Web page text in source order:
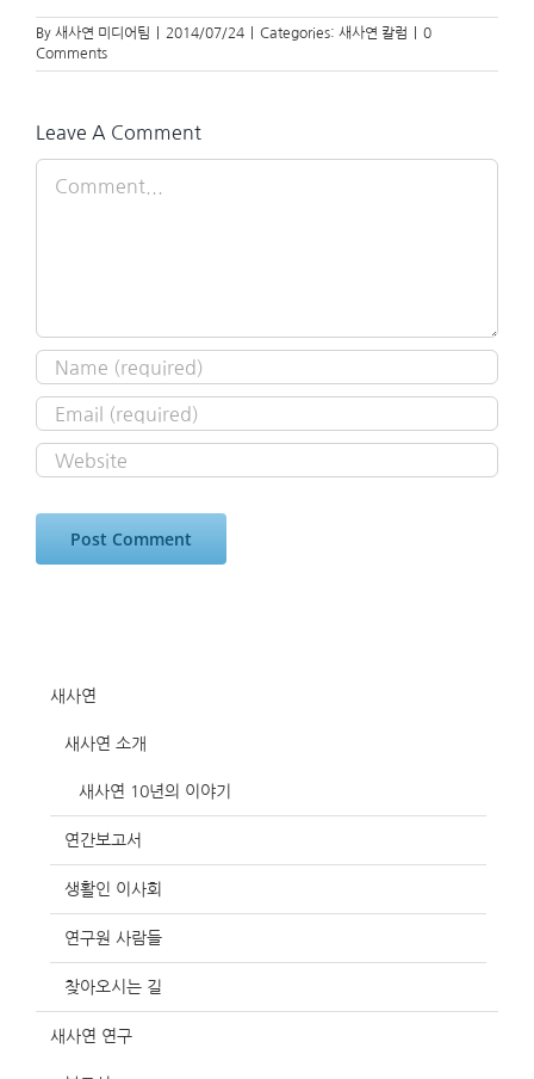
By 새사연 미디어팀 2014/07/24 Categories: 새사연 칼럼
0
Comments
Leave A Comment
새사연
새사연 소개
새사연 10년의 이야기
연간보고서
생활인 이사회
연구원 사람들
찾아오시는 길
새사연 연구